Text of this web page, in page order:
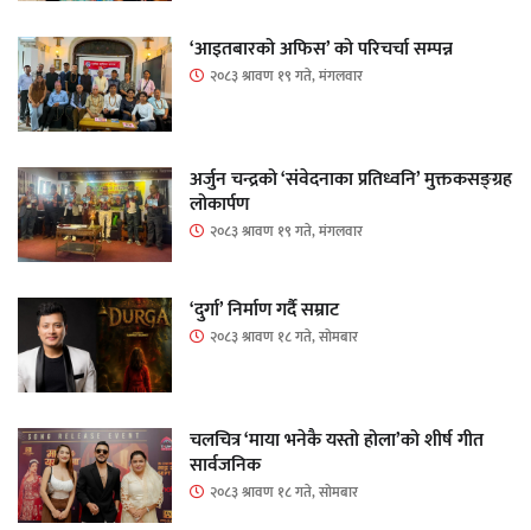
‘आइतबारको अफिस’ को परिचर्चा सम्पन्न
२०८३ श्रावण १९ गते, मंगलवार
अर्जुन चन्द्रको ‘संवेदनाका प्रतिध्वनि’ मुक्तकसङ्ग्रह
लोकार्पण
२०८३ श्रावण १९ गते, मंगलवार
‘दुर्गा’ निर्माण गर्दै सम्राट
२०८३ श्रावण १८ गते, सोमबार
चलचित्र ‘माया भनेकै यस्तो होला’को शीर्ष गीत
सार्वजनिक
२०८३ श्रावण १८ गते, सोमबार